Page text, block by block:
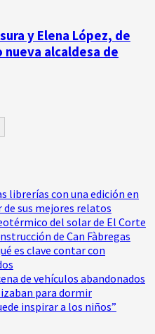
y Elena López, de
alcaldesa de
librerías con una edición en
sus mejores relatos
del solar de El Corte
de Can Fàbregas
es clave contar con
de vehículos abandonados
para dormir
inspirar a los niños”